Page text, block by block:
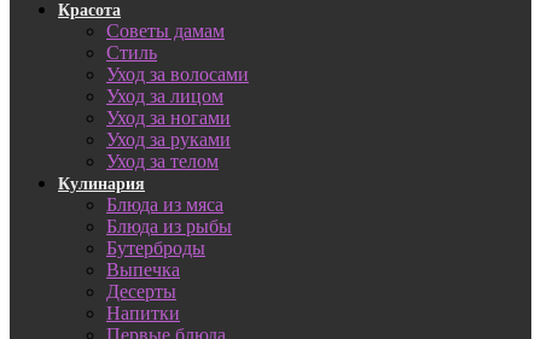
Красота
Советы дамам
Стиль
Уход за волосами
Уход за лицом
Уход за ногами
Уход за руками
Уход за телом
Кулинария
Блюда из мяса
Блюда из рыбы
Бутерброды
Выпечка
Десерты
Напитки
Первые блюда